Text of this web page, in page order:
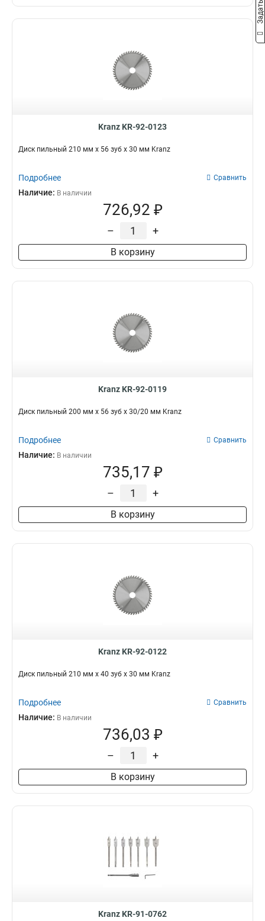
Kranz KR-92-0123
Диск пильный 210 мм х 56 зуб х 30 мм Kranz
Подробнее Сравнить
Наличие: В наличии
726,92 ₽
– +
В корзину
Kranz KR-92-0119
Диск пильный 200 мм х 56 зуб х 30/20 мм Kranz
Подробнее Сравнить
Наличие: В наличии
735,17 ₽
– +
В корзину
Kranz KR-92-0122
Диск пильный 210 мм х 40 зуб х 30 мм Kranz
Подробнее Сравнить
Наличие: В наличии
736,03 ₽
– +
В корзину
Kranz KR-91-0762